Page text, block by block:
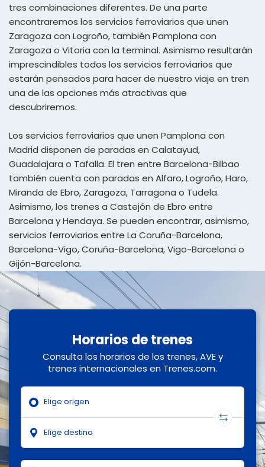
tres combinaciones diferentes. De una parte
encontraremos los servicios ferroviarios que unen
Zaragoza con Logroño, también Pamplona con
Zaragoza o Vitoria con la terminal. Asimismo resultarán
imprescindibles todos los servicios ferroviarios que
estarán pensados para hacer de nuestro viaje en tren
una de las opciones más atractivas que
descubriremos.
Los servicios ferroviarios que unen Pamplona con
Madrid disponen de paradas en Calatayud,
Guadalajara o Tafalla. El tren entre Barcelona-Bilbao
también cuenta con paradas en Alfaro, Logroño, Haro,
Miranda de Ebro, Zaragoza, Tarragona o Tudela.
Asimismo, los trenes a Castejón de Ebro entre
Barcelona y Hendaya. Se pueden encontrar, asimismo,
servicios ferroviarios entre La Coruña-Barcelona,
Barcelona-Vigo, Coruña-Barcelona, Vigo-Barcelona o
Gijón-Barcelona.
Horarios de trenes
Consulta los horarios de los trenes, AVE y
trenes internacionales en Trenes.com.